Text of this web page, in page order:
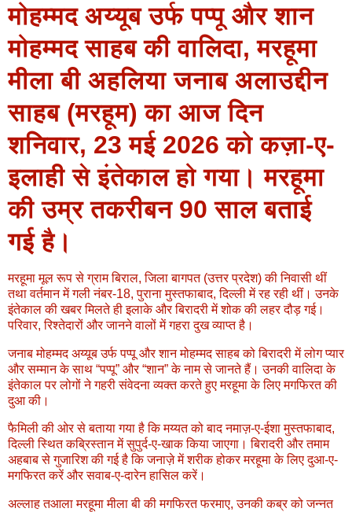
मोहम्मद अय्यूब उर्फ पप्पू और शान
मोहम्मद साहब की वालिदा, मरहूमा
मीला बी अहलिया जनाब अलाउद्दीन
साहब (मरहूम) का आज दिन
शनिवार, 23 मई 2026 को कज़ा-ए-
इलाही से इंतेकाल हो गया। मरहूमा
की उम्र तकरीबन 90 साल बताई
गई है।
मरहूमा मूल रूप से ग्राम बिराल, जिला बागपत (उत्तर प्रदेश) की निवासी थीं
तथा वर्तमान में गली नंबर-18, पुराना मुस्तफाबाद, दिल्ली में रह रही थीं। उनके
इंतेकाल की खबर मिलते ही इलाके और बिरादरी में शोक की लहर दौड़ गई।
परिवार, रिश्तेदारों और जानने वालों में गहरा दुख व्याप्त है।
जनाब मोहम्मद अय्यूब उर्फ पप्पू और शान मोहम्मद साहब को बिरादरी में लोग प्यार
और सम्मान के साथ “पप्पू” और “शान” के नाम से जानते हैं। उनकी वालिदा के
इंतेकाल पर लोगों ने गहरी संवेदना व्यक्त करते हुए मरहूमा के लिए मगफिरत की
दुआ की।
फैमिली की ओर से बताया गया है कि मय्यत को बाद नमाज़-ए-ईशा मुस्तफाबाद,
दिल्ली स्थित कब्रिस्तान में सुपुर्द-ए-खाक किया जाएगा। बिरादरी और तमाम
अहबाब से गुजारिश की गई है कि जनाज़े में शरीक होकर मरहूमा के लिए दुआ-ए-
मगफिरत करें और सवाब-ए-दारेन हासिल करें।
अल्लाह तआला मरहूमा मीला बी की मगफिरत फरमाए, उनकी कब्र को जन्नत